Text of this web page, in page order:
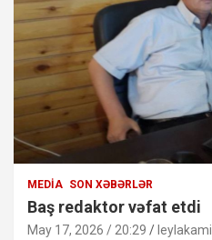
MEDIA SON XƏBƏRLƏR
Baş redaktor vəfat etdi
May 17, 2026 / 20:29 leylakamil